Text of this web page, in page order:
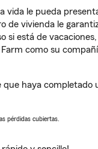
vida le pueda
de vivienda le
si está de
como su
haya
pérdidas cubiertas.